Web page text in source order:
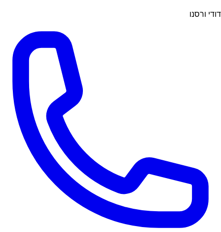
דודי ורסנו